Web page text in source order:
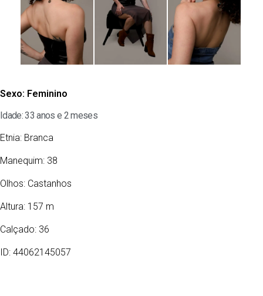
Sexo: Feminino
Idade: 33 anos e 2 meses
Etnia: Branca
Manequim: 38
Olhos: Castanhos
Altura: 157 m
Calçado: 36
ID: 44062145057